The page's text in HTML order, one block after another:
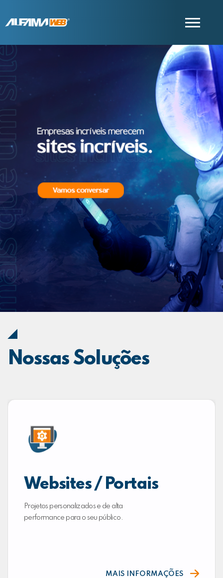
COMERCIAL
Nossas Soluções
Websites / Portais
Projetos personalizados e de alta
performance para o seu público.
MAIS INFORMAÇÕES